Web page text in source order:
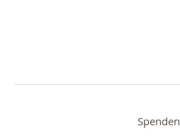
Spenden